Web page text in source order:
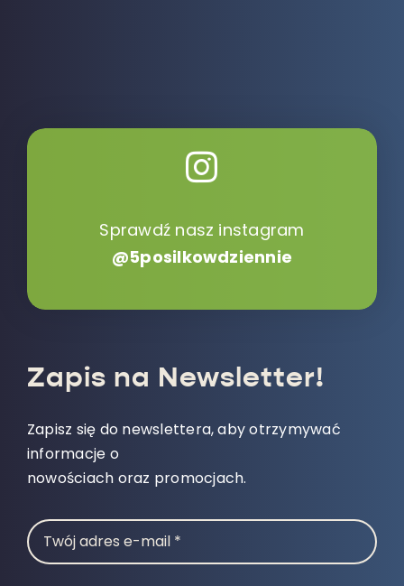
Sprawdź nasz instagram
@5posilkowdziennie
Zapis na Newsletter!
Zapisz się do newslettera, aby otrzymywać
informacje o
nowościach oraz promocjach.